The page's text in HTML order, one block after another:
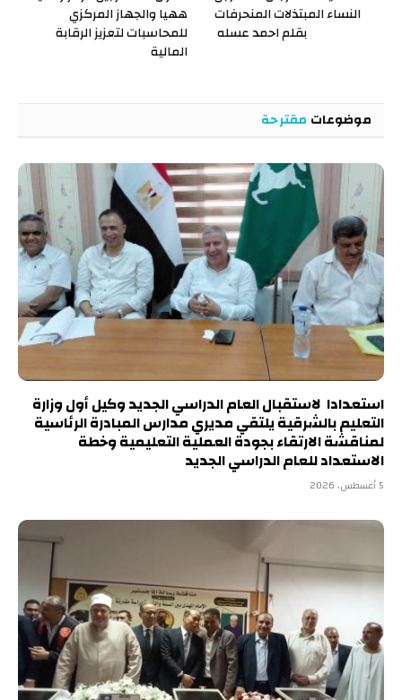
النساء المبتذلات المنحرفات
بقلم احمد عسله
ههيا والجهاز المركزي
للمحاسبات لتعزيز الرقابة
المالية
موضوعات مقترحة
استعدادا لاستقبال العام الدراسي الجديد وكيل أول وزارة
التعليم بالشرقية يلتقي مديري مدارس المبادرة الرئاسية
لمناقشة الارتقاء بجودة العملية التعليمية وخطة
الاستعداد للعام الدراسي الجديد
5 أغسطس، 2026